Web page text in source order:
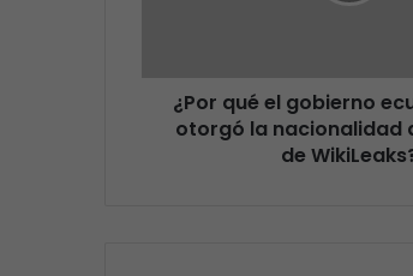
¿Por qué el gobierno
otorgó la nacionalidad
de